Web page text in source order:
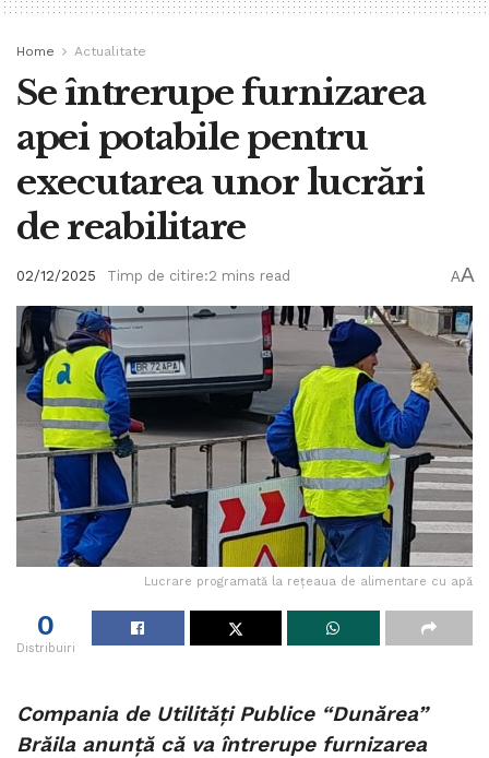
Home Actualitate
Se întrerupe furnizarea
apei potabile pentru
executarea unor lucrări
de reabilitare
02/12/2025 Timp de citire:2 mins read AA
Lucrare programată la rețeaua de alimentare cu apă
0
Distribuiri
Compania de Utilități Publice “Dunărea”
Brăila anunță că va întrerupe furnizarea